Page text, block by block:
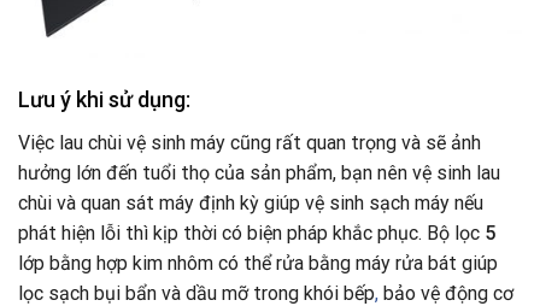
Lưu ý khi sử dụng:
Việc lau chùi vệ sinh máy cũng rất quan trọng và sẽ ảnh
hưởng lớn đến tuổi thọ của sản phẩm, bạn nên vệ sinh lau
chùi và quan sát máy định kỳ giúp vệ sinh sạch máy nếu
phát hiện lỗi thì kịp thời có biện pháp khắc phục. Bộ lọc 5
lớp bằng hợp kim nhôm có thể rửa bằng máy rửa bát giúp
lọc sạch bụi bẩn và dầu mỡ trong khói bếp, bảo vệ động cơ